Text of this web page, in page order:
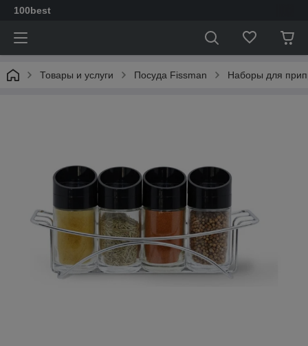
100best
Товары и услуги Посуда Fissman Наборы для